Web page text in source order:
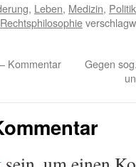
, Leben, Medizin, Politik
Rechtsphilosophie
Kommentar
Gegen